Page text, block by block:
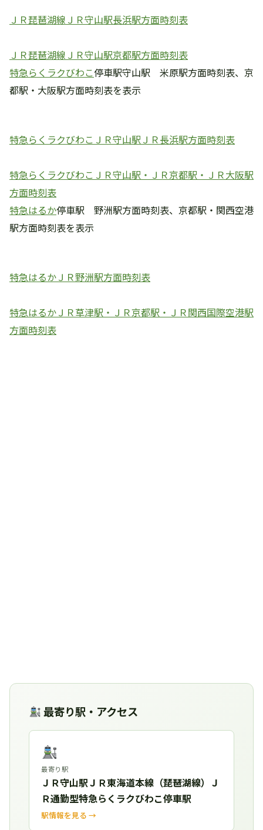
ＪＲ琵琶湖線ＪＲ守山駅長浜駅方面時刻表
ＪＲ琵琶湖線ＪＲ守山駅京都駅方面時刻表
特急らくラクびわこ停車駅守山駅 米原駅方面時刻表、京
都駅・大阪駅方面時刻表を表示
特急らくラクびわこＪＲ守山駅ＪＲ長浜駅方面時刻表
特急らくラクびわこＪＲ守山駅・ＪＲ京都駅・ＪＲ大阪駅
方面時刻表
特急はるか停車駅 野洲駅方面時刻表、京都駅・関西空港
駅方面時刻表を表示
特急はるかＪＲ野洲駅方面時刻表
特急はるかＪＲ草津駅・ＪＲ京都駅・ＪＲ関西国際空港駅
方面時刻表
最寄り駅・アクセス
最寄り駅
ＪＲ守山駅ＪＲ東海道本線（琵琶湖線）Ｊ
Ｒ通勤型特急らくラクびわこ停車駅
駅情報を見る →